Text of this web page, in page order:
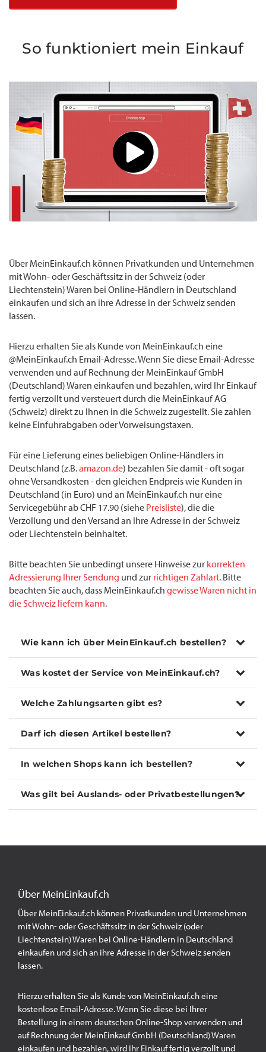
So funktioniert mein Einkauf
Über MeinEinkauf.ch können Privatkunden und Unternehmen
mit Wohn- oder Geschäftssitz in der Schweiz (oder
Liechtenstein) Waren bei Online-Händlern in Deutschland
einkaufen und sich an ihre Adresse in der Schweiz senden
lassen.
Hierzu erhalten Sie als Kunde von MeinEinkauf.ch eine
@MeinEinkauf.ch Email-Adresse. Wenn Sie diese Email-Adresse
verwenden und auf Rechnung der MeinEinkauf GmbH
(Deutschland) Waren einkaufen und bezahlen, wird Ihr Einkauf
fertig verzollt und versteuert durch die MeinEinkauf AG
(Schweiz) direkt zu Ihnen in die Schweiz zugestellt. Sie zahlen
keine Einfuhrabgaben oder Vorweisungstaxen.
Für eine Lieferung eines beliebigen Online-Händlers in
Deutschland (z.B.amazon.de) bezahlen Sie damit - oft sogar
ohne Versandkosten - den gleichen Endpreis wie Kunden in
Deutschland (in Euro) und an MeinEinkauf.ch nur eine
Servicegebühr ab CHF 17.90 (siehe Preisliste), die die
Verzollung und den Versand an Ihre Adresse in der Schweiz
oder Liechtenstein beinhaltet.
Bitte beachten Sie unbedingt unsere Hinweise zur korrekten
Adressierung Ihrer Sendung und zur richtigen Zahlart. Bitte
beachten Sie auch, dass MeinEinkauf.ch gewisse Waren nicht in
die Schweiz liefern kann.
Wie kann ich über MeinEinkauf.ch bestellen?
Was kostet der Service von MeinEinkauf.ch?
Welche Zahlungsarten gibt es?
Darf ich diesen Artikel bestellen?
In welchen Shops kann ich bestellen?
Was gilt bei Auslands- oder Privatbestellungen?
Über MeinEinkauf.ch
Über MeinEinkauf.ch können Privatkunden und Unternehmen
mit Wohn- oder Geschäftssitz in der Schweiz (oder
Liechtenstein) Waren bei Online-Händlern in Deutschland
einkaufen und sich an ihre Adresse in der Schweiz senden
lassen.
Hierzu erhalten Sie als Kunde von MeinEinkauf.ch eine
kostenlose Email-Adresse. Wenn Sie diese bei Ihrer
Bestellung in einem deutschen Online-Shop verwenden und
auf Rechnung der MeinEinkauf GmbH (Deutschland) Waren
einkaufen und bezahlen, wird Ihr Einkauf fertig verzollt und